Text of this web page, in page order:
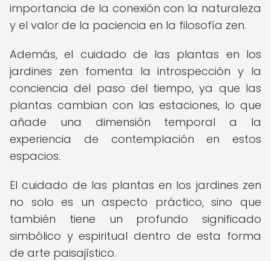
importancia de la conexión con la naturaleza
y el valor de la paciencia en la filosofía zen.
Además, el cuidado de las plantas en los
jardines zen fomenta la introspección y la
conciencia del paso del tiempo, ya que las
plantas cambian con las estaciones, lo que
añade una dimensión temporal a la
experiencia de contemplación en estos
espacios.
El cuidado de las plantas en los jardines zen
no solo es un aspecto práctico, sino que
también tiene un profundo significado
simbólico y espiritual dentro de esta forma
de arte paisajístico.